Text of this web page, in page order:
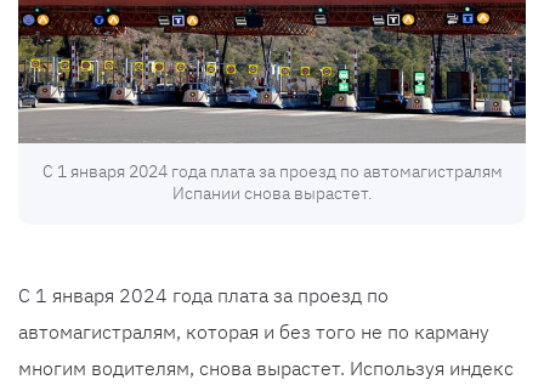
С 1 января 2024 года плата за проезд по автомагистралям
Испании снова вырастет.
С 1 января 2024 года плата за проезд по
автомагистралям, которая и без того не по карману
многим водителям, снова вырастет. Используя индекс